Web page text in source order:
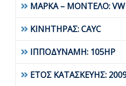
ΜΑΡΚΑ – ΜΟΝΤΕΛΟ: VW
ΚΙΝΗΤΗΡΑΣ: CAYC
ΙΠΠΟΔΥΝΑΜΗ: 105HP
ΕΤΟΣ ΚΑΤΑΣΚΕΥΗΣ: